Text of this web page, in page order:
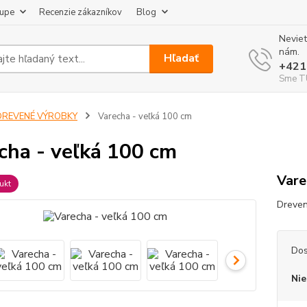
Recenzie zákazníkov Blog
Hľadať
nám.
Sme
VÝROBKY Varecha - veľká 100 cm
- veľká 100 cm